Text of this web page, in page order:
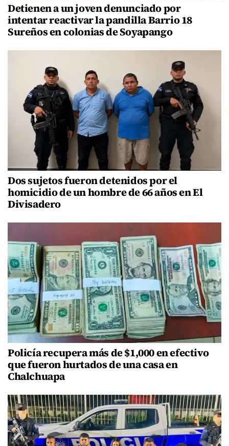
Detienen a un joven denunciado por
intentar reactivar la pandilla Barrio 18
Sureños en colonias de Soyapango
Dos sujetos fueron detenidos por el
homicidio de un hombre de 66 años en El
Divisadero
Policía recupera más de $1,000 en efectivo
que fueron hurtados de una casa en
Chalchuapa